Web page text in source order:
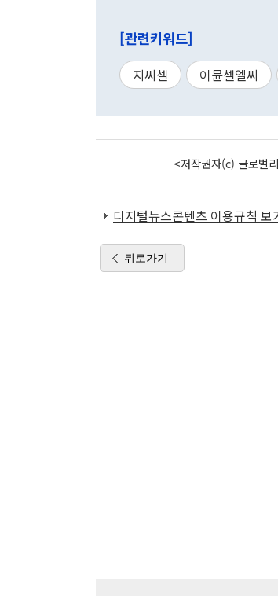
[관련키워드]
지씨셀 이뮨셀엘씨
<저작권자(c) 글로벌
디지털뉴스콘텐츠 이용규칙 보
뒤로가기